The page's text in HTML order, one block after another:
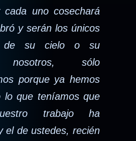
cada uno cosechará
y serán los únicos
de su cielo o su
nosotros, sólo
porque ya hemos
lo que teníamos que
trabajo ha
el de ustedes, recién